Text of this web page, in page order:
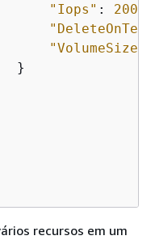
"Iops" : 200
"VolumeSize"
}
recursos em um